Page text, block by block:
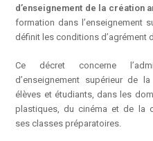
d’enseignement de la création
formation dans l’enseignement
définit les conditions d’agrément
Ce décret concerne
d’enseignement supérieur de
élèves et étudiants, dans les
plastiques, du cinéma et de la
ses classes préparatoires.